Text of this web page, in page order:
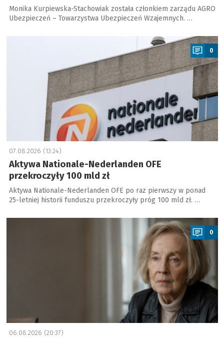
Monika Kurpiewska-Stachowiak została członkiem zarządu AGRO
Ubezpieczeń – Towarzystwa Ubezpieczeń Wzajemnych. …
0
07.08.2026 (13:24)
Aktywa Nationale-Nederlanden OFE
przekroczyły 100 mld zł
Aktywa Nationale-Nederlanden OFE po raz pierwszy w ponad
25-letniej historii funduszu przekroczyły próg 100 mld zł. …
a
0
06.08.2026 (20:37)